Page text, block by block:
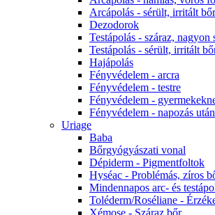
Arcápolás - sérült, irritált
Dezodorok
Testápolás - száraz,
Testápolás - sérült, irritált
Hajápolás
Fényvédelem - arcra
Fényvédelem - testre
Fényvédelem -
Fényvédelem - napozás után
Uriage
Baba
Bőrgyógyászati vonal
Dépiderm - Pigmentfoltok
Hyséac - Problémás, zíros
Mindennapos arc- és
Toléderm/Roséliane -
Xémose - Száraz bőr